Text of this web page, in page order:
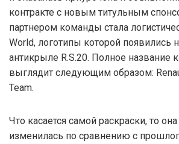
контракте с новым титульным
партнером команды стала
World, логотипы которой появились
антикрыле R.S.20. Полное название
выглядит следующим образом:
Team.
Что касается самой раскраски, то
изменилась по сравнению с